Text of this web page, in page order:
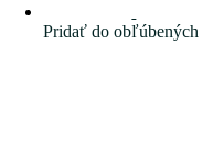
Pridať do obľúbených